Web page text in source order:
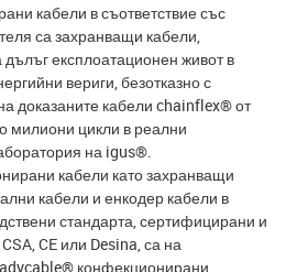
кабели в съответствие със
са захранващи кабели,
експлоатационен живот в
вериги, безотказно с
доказаните кабели chainflex® от
милиони цикли в реални
на igus®.
кабели като захранващи
кабели и енкодер кабели в
стандарта, сертифицирани и
CE или Desina, са на
конфекционирани